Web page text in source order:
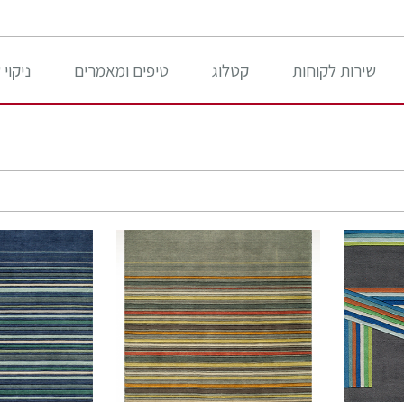
שירות לקוחות קטלוג טיפים ומאמרים